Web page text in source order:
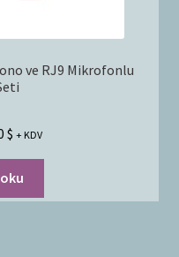
ve RJ9 Mikrofonlu
$ + KDV